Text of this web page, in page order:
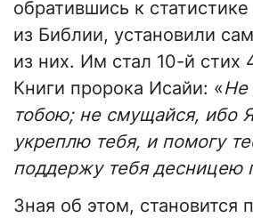
обратившись к
из Библии, установили
из них. Им стал 10-й стих
Книги пророка Исайи: «Не
тобою; не смущайся, ибо
укреплю тебя, и помогу
поддержу тебя десницею
Зная об этом, становится